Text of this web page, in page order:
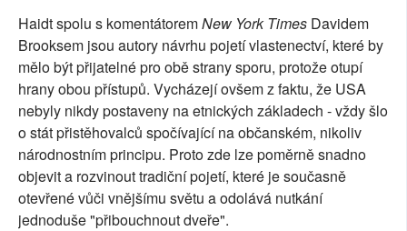
Haidt spolu s komentátoremNew York Times Davidem
Brooksem jsou autory návrhu pojetí vlastenectví, které by
mělo být přijatelné pro obě strany sporu, protože otupí
hrany obou přístupů. Vycházejí ovšem z faktu, že USA
nebyly nikdy postaveny na etnických základech - vždy šlo
o stát přistěhovalců spočívající na občanském, nikoliv
národnostním principu. Proto zde lze poměrně snadno
objevit a rozvinout tradiční pojetí, které je současně
otevřené vůči vnějšímu světu a odolává nutkání
jednoduše "přibouchnout dveře".